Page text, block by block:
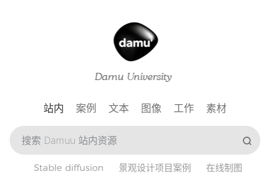
站内 案例 文本 图像 工作 素材
Stable diffusion 景观设计项目案例 在线制图